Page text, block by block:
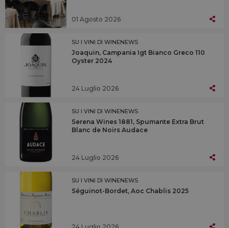
01 Agosto 2026
SU I VINI DI WINENEWS
Joaquin, Campania Igt Bianco Greco 110
Oyster 2024
24 Luglio 2026
SU I VINI DI WINENEWS
Serena Wines 1881, Spumante Extra Brut
Blanc de Noirs Audace
24 Luglio 2026
SU I VINI DI WINENEWS
Séguinot-Bordet, Aoc Chablis 2025